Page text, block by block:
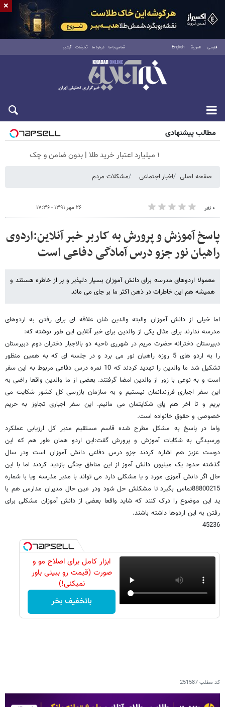
فارسی العربية English تماس با ما درباره ما تبلیغات آرشیو
پنجشنبه ۱۵ مرداد ۱۴۰۵
مطالب پیشنهادی
۱ میلیارد اعتبار خرید طلا | بدون ضامن و چک
صفحه اصلی اخبار اجتماعی مشکلات مردم
۰ نفر ۲۶ مهر ۱۳۹۱ - ۱۷:۳۶
پاسخ آموزش و پرورش به کاربر خبر آنلاین:اردوی
راهیان نور جزو درس آمادگی دفاعی است
معمولا اردوهای مدرسه برای دانش آموزان بسیار دلپذیر و پر از خاطره هستند و
همیشه هم این خاطرات در ذهن اکثر ما بر جای می ماند
اما خیلی از دانش آموزان والبته والدین شان علاقه ای برای رفتن به اردوهای
مدرسه ندارند برای مثال یکی از والدین برای خبر آنلاین این طور نوشته که:
دبیرستان دخترانه حضرت مریم در شهرری ناحیه دو بالاجبار دختران دوم دبیرستان
را به اردو های 5 روزه راهیان نور می برد و در جلسه ای که به همین منظور
تشکیل شد ما والدین را تهدید کردند که 10 نمره درس دفاعی مربوط به این سفر
است و به نوعی با زور از والدین امضا گرفتند. بعضی از ما والدین واقعا راضی به
این سفر اجباری فرزندانمان نیستیم و به سازمان بازرسی کل کشور شکایت می
بریم و تا اخر هم پای شکایتمان می مانیم. این سفر اجباری تجاوز به حریم
خصوصی و حقوق خانواده است.
واما در پاسخ به مشکل مطرح شده قاسم مستقیم مدیر کل ارزیابی عملکرد
ورسیدگی به شکایات آموزش و پرورش گفت:این اردو همان طور هم که این
دوست عزیز هم اشاره کردند جزو درس دفاعی دانش آموزان است ودر سال
گذشته حدود یک میلیون دانش آموز از این مناطق جنگی بازدید کردند اما با این
حال اگر دانش آموزی مورد و یا مشکلی دارد می تواند با مدیر مذرسه ویا با شماره
88800215تماس بگیرد تا مشکلش حل شود ودر عین حال مدیران مدارس هم با
ید این موضوع را درک کنند که شاید واقعا بعضی از دانش آموزان مشکلی برای
رفتن به این اردوها داشته باشند.
45236
ابزار کامل برای اصلاح مو و
صورت (قیمت رو ببینی باور
نمیکنی!)
باتخفیف بخر
کد مطلب251587
×